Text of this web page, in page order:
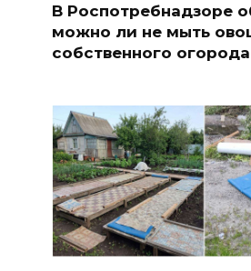
В Роспотребнадзоре
можно ли не мыть
собственного огорода